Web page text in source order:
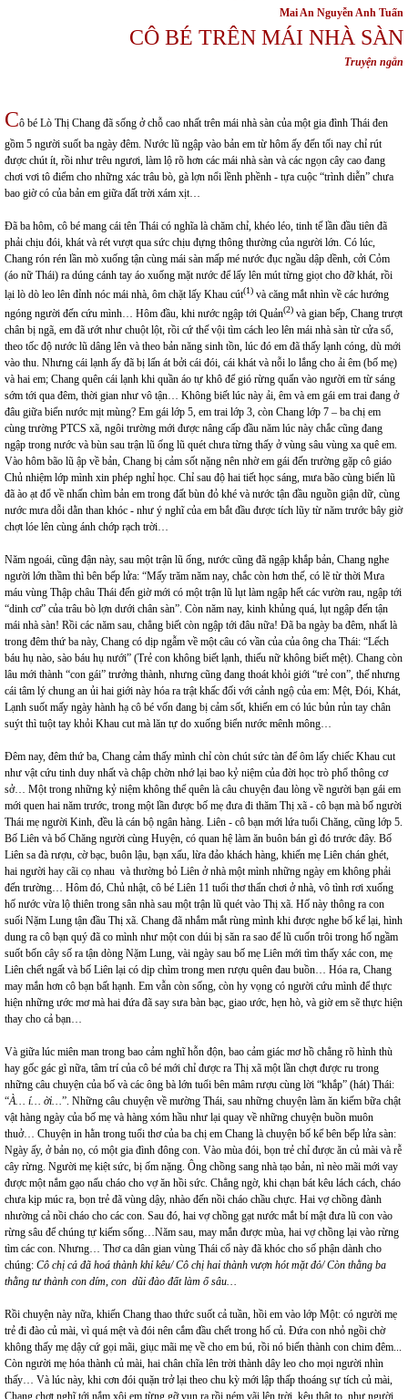
Mai An Nguyễn Anh Tuấn
CÔ BÉ TRÊN MÁI NHÀ SÀN
Truyện ngắn
Cô bé Lò Thị Chang đã sống ở chỗ cao nhất trên mái nhà sàn của một gia đình Thái đen
gồm 5 người suốt ba ngày đêm. Nước lũ ngập vào bản em từ hôm ấy đến tối nay chỉ rút
được chút ít, rồi như trêu ngươi, làm lộ rõ hơn các mái nhà sàn và các ngọn cây cao đang
chơi vơi tô điểm cho những xác trâu bò, gà lợn nổi lềnh phềnh - tựa cuộc “trình diễn” chưa
bao giờ có của bản em giữa đất trời xám xịt…
Đã ba hôm, cô bé mang cái tên Thái có nghĩa là chăm chỉ, khéo léo, tinh tế lần đầu tiên đã
phải chịu đói, khát và rét vượt qua sức chịu đựng thông thường của người lớn. Có lúc,
Chang rón rén lần mò xuống tận cùng mái sàn mấp mé nước đục ngầu dập dềnh, cởi Cỏm
(áo nữ Thái) ra dúng cánh tay áo xuống mặt nước để lấy lên mút từng giọt cho đỡ khát, rồi
lại lò dò leo lên đỉnh nóc mái nhà, ôm chặt lấy Khau cút(1) và căng mắt nhìn về các hướng
ngóng người đến cứu mình… Hôm đầu, khi nước ngập tới Quản(2) và gian bếp, Chang trượt
chân bị ngã, em đã ướt như chuột lột, rồi cứ thế vội tìm cách leo lên mái nhà sàn từ cửa sổ,
theo tốc độ nước lũ dâng lên và theo bản năng sinh tồn, lúc đó em đã thấy lạnh cóng, dù mới
vào thu. Nhưng cái lạnh ấy đã bị lấn át bởi cái đói, cái khát và nỗi lo lắng cho ải êm (bố mẹ)
và hai em; Chang quên cái lạnh khi quần áo tự khô để gió rừng quẩn vào người em từ sáng
sớm tới qua đêm, thời gian như vô tận… Không biết lúc này ải, êm và em gái em trai đang ở
đâu giữa biển nước mịt mùng? Em gái lớp 5, em trai lớp 3, còn Chang lớp 7 – ba chị em
cùng trường PTCS xã, ngôi trường mới được nâng cấp đầu năm lúc này chắc cũng đang
ngập trong nước và bùn sau trận lũ ống lũ quét chưa từng thấy ở vùng sâu vùng xa quê em.
Vào hôm bão lũ ập về bản, Chang bị cảm sốt nặng nên nhờ em gái đến trường gặp cô giáo
Chủ nhiệm lớp mình xin phép nghỉ học. Chỉ sau độ hai tiết học sáng, mưa bão cùng biển lũ
đã ào ạt đổ về nhấn chìm bản em trong đất bùn đỏ khé và nước tận đầu nguồn giận dữ, cùng
nước mưa dỗi dằn than khóc - như ý nghĩ của em bắt đầu được tích lũy từ năm trước bây giờ
chợt lóe lên cùng ánh chớp rạch trời…
Năm ngoái, cũng đận này, sau một trận lũ ống, nước cũng đã ngập khắp bản, Chang nghe
người lớn thầm thì bên bếp lửa: “Mấy trăm năm nay, chắc còn hơn thế, có lẽ từ thời Mưa
máu vùng Thập châu Thái đến giờ mới có một trận lũ lụt làm ngập hết các vườn rau, ngập tới
“dinh cơ” của trâu bò lợn dưới chân sàn”. Còn năm nay, kinh khủng quá, lụt ngập đến tận
mái nhà sàn! Rồi các năm sau, chẳng biết còn ngập tới đâu nữa! Đã ba ngày ba đêm, nhất là
trong đêm thứ ba này, Chang có dịp ngẫm về một câu có vần của của ông cha Thái: “Lếch
báu hụ nào, sào báu hụ nưới” (Trẻ con không biết lạnh, thiếu nữ không biết mệt). Chang còn
lâu mới thành “con gái” trưởng thành, nhưng cũng đang thoát khỏi giới “trẻ con”, thế nhưng
cái tâm lý chung an ủi hai giới này hóa ra trật khấc đối với cảnh ngộ của em: Mệt, Đói, Khát,
Lạnh suốt mấy ngày hành hạ cô bé vốn đang bị cảm sốt, khiến em có lúc bủn rủn tay chân
suýt thì tuột tay khỏi Khau cut mà lăn tự do xuống biển nước mênh mông…
Đêm nay, đêm thứ ba, Chang cảm thấy mình chỉ còn chút sức tàn để ôm lấy chiếc Khau cut
như vật cứu tinh duy nhất và chập chờn nhớ lại bao kỷ niệm của đời học trò phổ thông cơ
sở… Một trong những kỷ niệm không thể quên là câu chuyện đau lòng về người bạn gái em
mới quen hai năm trước, trong một lần được bố mẹ đưa đi thăm Thị xã - cô bạn mà bố người
Thái mẹ người Kinh, đều là cán bộ ngân hàng. Liên - cô bạn mới lứa tuổi Chăng, cũng lớp 5.
Bố Liên và bố Chăng người cùng Huyện, có quan hệ làm ăn buôn bán gì đó trước đây. Bố
Liên sa đà rượu, cờ bạc, buôn lậu, bạn xấu, lừa đảo khách hàng, khiến mẹ Liên chán ghét,
hai người hay cãi cọ nhau và thường bỏ Liên ở nhà một mình những ngày em không phải
đến trường… Hôm đó, Chủ nhật, cô bé Liên 11 tuổi thơ thẩn chơi ở nhà, vô tình rơi xuống
hố nước vừa lộ thiên trong sân nhà sau một trận lũ quét vào Thị xã. Hố này thông ra con
suối Nặm Lung tận đầu Thị xã. Chang đã nhắm mắt rùng mình khi được nghe bố kể lại, hình
dung ra cô bạn quý đã co mình như một con dúi bị săn ra sao để lũ cuốn trôi trong hố ngầm
suốt bốn cây số ra tận dòng Nặm Lung, vài ngày sau bố mẹ Liên mới tìm thấy xác con, mẹ
Liên chết ngất và bố Liên lại có dịp chìm trong men rượu quên đau buồn… Hóa ra, Chang
may mắn hơn cô bạn bất hạnh. Em vẫn còn sống, còn hy vọng có người cứu mình để thực
hiện những ước mơ mà hai đứa đã say sưa bàn bạc, giao ước, hẹn hò, và giờ em sẽ thực hiện
thay cho cả bạn…
Và giữa lúc miên man trong bao cảm nghĩ hỗn độn, bao cảm giác mơ hồ chẳng rõ hình thù
hay gốc gác gì nữa, tâm trí của cô bé mới chỉ được ra Thị xã một lần chợt được ru trong
những câu chuyện của bố và các ông bà lớn tuổi bên mâm rượu cùng lời “khắp” (hát) Thái:
“À… í… ời…”. Những câu chuyện về mường Thái, sau những chuyện làm ăn kiếm bữa chật
vật hàng ngày của bố mẹ và hàng xóm hầu như lại quay về những chuyện buồn muôn
thuở… Chuyện in hằn trong tuổi thơ của ba chị em Chang là chuyện bố kể bên bếp lửa sàn:
Ngày ấy, ở bản nọ, có một gia đình đông con. Vào mùa đói, bọn trẻ chỉ được ăn củ mài và rễ
cây rừng. Người mẹ kiệt sức, bị ốm nặng. Ông chồng sang nhà tạo bản, nì nèo mãi mới vay
được một nắm gạo nấu cháo cho vợ ăn hồi sức. Chẳng ngờ, khi chạn bát kêu lách cách, cháo
chưa kịp múc ra, bọn trẻ đã vùng dậy, nhào đến nồi cháo chầu chực. Hai vợ chồng đành
nhường cả nồi cháo cho các con. Sau đó, hai vợ chồng gạt nước mắt bí mật đưa lũ con vào
rừng sâu để chúng tự kiếm sống…Năm sau, may mắn được mùa, hai vợ chồng lại vào rừng
tìm các con. Nhưng… Thơ ca dân gian vùng Thái cổ này đã khóc cho số phận dành cho
chúng: Cô chị cả đã hoá thành khỉ kêu/ Cô chị hai thành vượn hót mặt đỏ/ Còn thằng ba
thằng tư thành con dím, con dũi đào đất làm ổ sâu…
Rồi chuyện này nữa, khiến Chang thao thức suốt cả tuần, hồi em vào lớp Một: có người mẹ
trẻ đi đào củ mài, vì quá mệt và đói nên cắm đầu chết trong hố củ. Đứa con nhỏ ngồi chờ
không thấy mẹ dậy cứ gọi mãi, giục mãi mẹ về cho em bú, rồi nó biến thành con chim đêm...
Còn người mẹ hóa thành củ mài, hai chân chĩa lên trời thành dây leo cho mọi người nhìn
thấy… Và lúc này, khi cơn đói quặn trở lại theo chu kỳ mới lập thấp thoáng sự tích củ mài,
Chang chợt nghĩ tới nắm xôi em từng gỡ vụn ra rồi ném vãi lên trời, kêu thật to, như người